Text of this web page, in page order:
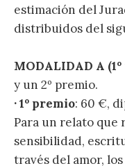
estimación del
distribuidos del
MODALIDAD A (1º
y un 2º premio.
· 1º premio: 60 €,
Para un relato que
sensibilidad,
través del amor,